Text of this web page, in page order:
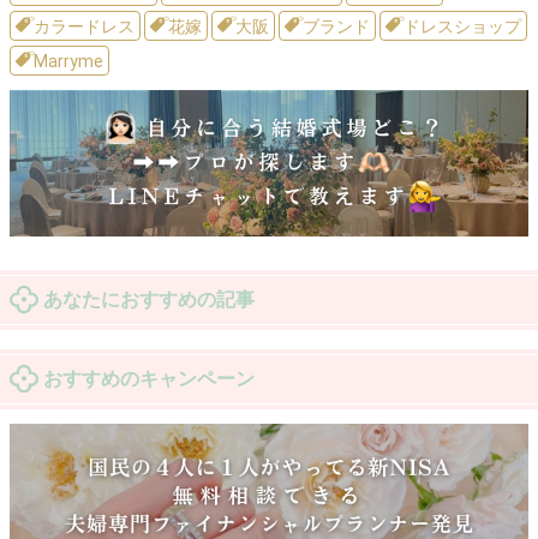
カラードレス
花嫁 大阪 ブランド
ドレスショップ
Marryme
あなたにおすすめの記事
おすすめのキャンペーン